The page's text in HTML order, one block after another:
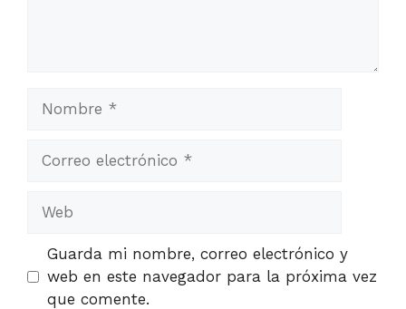
electrónico
Guarda mi nombre, correo electrónico y
web en este navegador para la próxima vez
que comente.